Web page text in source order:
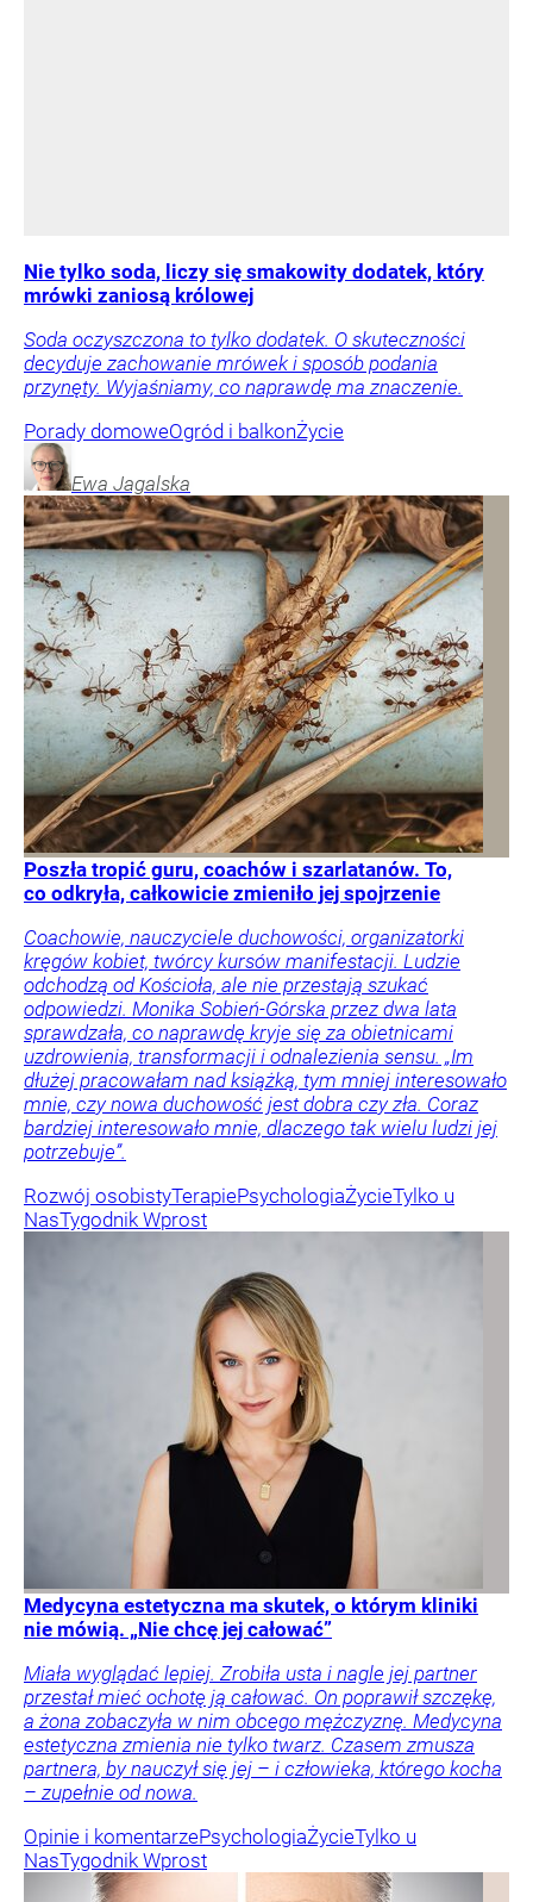
Nie tylko soda, liczy się smakowity dodatek, który
mrówki zaniosą królowej
Soda oczyszczona to tylko dodatek. O skuteczności
decyduje zachowanie mrówek i sposób podania
przynęty. Wyjaśniamy, co naprawdę ma znaczenie.
Porady domoweOgród i balkonŻycie
Ewa Jagalska
Poszła tropić guru, coachów i szarlatanów. To,
co odkryła, całkowicie zmieniło jej spojrzenie
Coachowie, nauczyciele duchowości, organizatorki
kręgów kobiet, twórcy kursów manifestacji. Ludzie
odchodzą od Kościoła, ale nie przestają szukać
odpowiedzi. Monika Sobień-Górska przez dwa lata
sprawdzała, co naprawdę kryje się za obietnicami
uzdrowienia, transformacji i odnalezienia sensu. „Im
dłużej pracowałam nad książką, tym mniej interesowało
mnie, czy nowa duchowość jest dobra czy zła. Coraz
bardziej interesowało mnie, dlaczego tak wielu ludzi jej
potrzebuje”.
Rozwój osobistyTerapiePsychologiaŻycieTylko u
NasTygodnik Wprost
Medycyna estetyczna ma skutek, o którym kliniki
nie mówią. „Nie chcę jej całować”
Miała wyglądać lepiej. Zrobiła usta i nagle jej partner
przestał mieć ochotę ją całować. On poprawił szczękę,
a żona zobaczyła w nim obcego mężczyznę. Medycyna
estetyczna zmienia nie tylko twarz. Czasem zmusza
partnera, by nauczył się jej – i człowieka, którego kocha
– zupełnie od nowa.
Opinie i komentarzePsychologiaŻycieTylko u
NasTygodnik Wprost